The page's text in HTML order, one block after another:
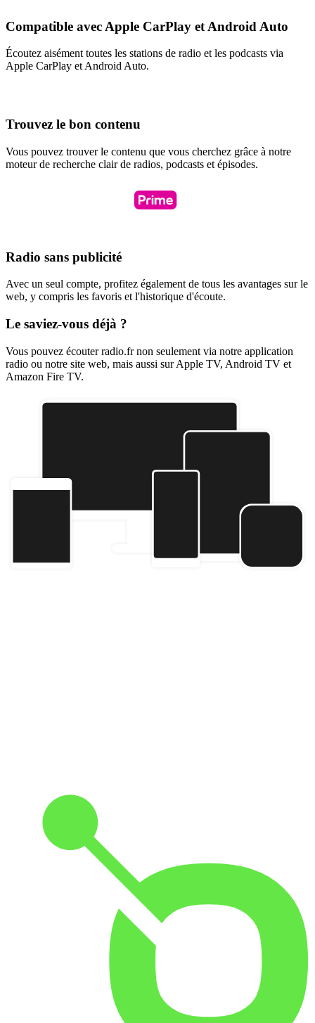
Compatible avec Apple CarPlay et Android Auto
Écoutez aisément toutes les stations de radio et les podcasts via
Apple CarPlay et Android Auto.
Trouvez le bon contenu
Vous pouvez trouver le contenu que vous cherchez grâce à notre
moteur de recherche clair de radios, podcasts et épisodes.
Radio sans publicité
Avec un seul compte, profitez également de tous les avantages sur le
web, y compris les favoris et l'historique d'écoute.
Le saviez-vous déjà ?
Vous pouvez écouter radio.fr non seulement via notre application
radio ou notre site web, mais aussi sur Apple TV, Android TV et
Amazon Fire TV.